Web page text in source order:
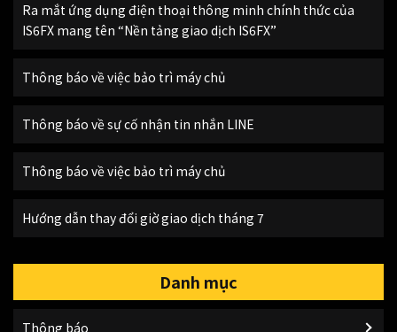
Ra mắt ứng dụng điện thoại thông minh chính thức của
IS6FX mang tên “Nền tảng giao dịch IS6FX”
Thông báo về việc bảo trì máy chủ
Thông báo về sự cố nhận tin nhắn LINE
Thông báo về việc bảo trì máy chủ
Hướng dẫn thay đổi giờ giao dịch tháng 7
Danh mục
Thông báo